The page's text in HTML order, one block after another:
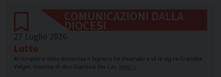
COMUNICAZIONI DALLA
DIOCESI
27 Luglio 2026
Lutto
Al compiersi della domenica il Signore ha chiamato a sé la sig.ra Graziella
Valgoi, mamma di don Gianluca Dei Cas. leggi »